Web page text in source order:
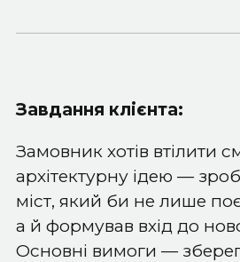
Завдання клієнта:
Замовник хотів втілити
архітектурну ідею —
міст, який би не лише
а й формував вхід до
Основні вимоги —